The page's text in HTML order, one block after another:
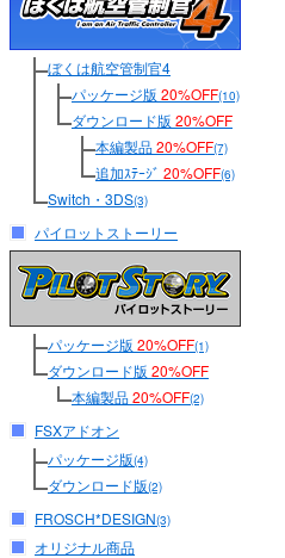
ぼくは航空管制官4
パッケージ版 20%OFF(10)
ダウンロード版 20%OFF
本編製品20%OFF(7)
追加ｽﾃｰｼﾞ 20%OFF(6)
Switch・3DS(3)
パイロットストーリー
パッケージ版 20%OFF(1)
ダウンロード版 20%OFF
本編製品20%OFF(2)
FSXアドオン
パッケージ版(4)
ダウンロード版(2)
FROSCH*DESIGN(3)
オリジナル商品